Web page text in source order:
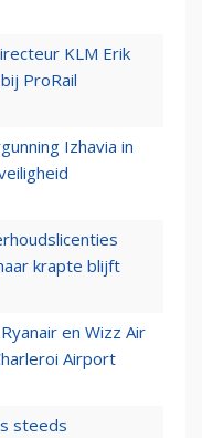
KLM Erik
ProRail
Izhavia in
krapte blijft
en Wizz Air
Airport
steeds